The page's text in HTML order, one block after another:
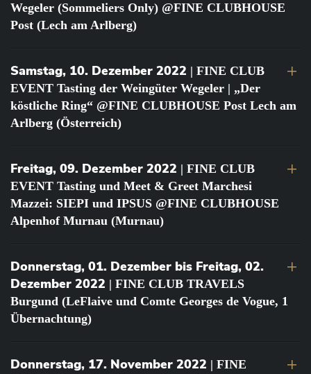
Wegeler (Sommeliers Only) @FINE CLUBHOUSE
Post (Lech am Arlberg)
Samstag, 10. Dezember 2022 | FINE CLUB
EVENT Tasting der Weingüter Wegeler | „Der
köstliche Ring“ @FINE CLUBHOUSE Post Lech am
Arlberg (Österreich)
Freitag, 09. Dezember 2022 | FINE CLUB
EVENT Tasting und Meet & Greet Marchesi
Mazzei: SIEPI und IPSUS @FINE CLUBHOUSE
Alpenhof Murnau (Murnau)
Donnerstag, 01. Dezember bis Freitag, 02.
Dezember 2022 | FINE CLUB TRAVELS
Burgund (LeFlaive und Comte Georges de Vogue, 1
Übernachtung)
Donnerstag, 17. November 2022 | FINE